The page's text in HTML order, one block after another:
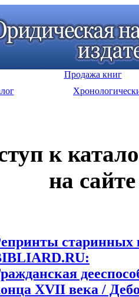
Продажа книг
к
на
старинных
XVII века /